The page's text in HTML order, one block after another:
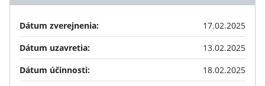
Dátum zverejnenia:
17.02.2025
Dátum uzavretia:
13.02.2025
Dátum účinnosti:
18.02.2025